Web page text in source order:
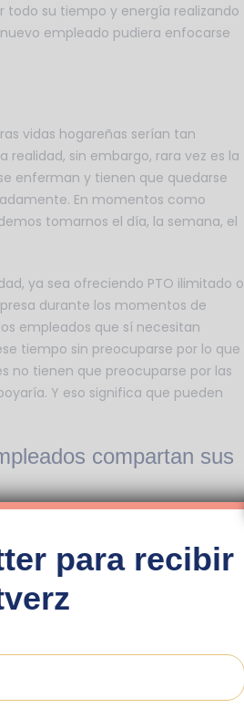
todo su tiempo y energía realizando
empleado pudiera enfocarse
vidas hogareñas serían tan
sin embargo, rara vez es la
enferman y tienen que quedarse
En momentos como
tomarnos el día, la semana, el
ya sea ofreciendo PTO ilimitado o
durante los momentos de
empleados que sí necesitan
tiempo sin preocuparse por lo que
no tienen que preocuparse por las
Y eso significa que pueden
compartan sus
Tienen intereses fuera del
personales y superado
de su vida, partes que no
les está demostrando que valora
a su empresa. Si su
un par de sesiones por mes a
para recibir